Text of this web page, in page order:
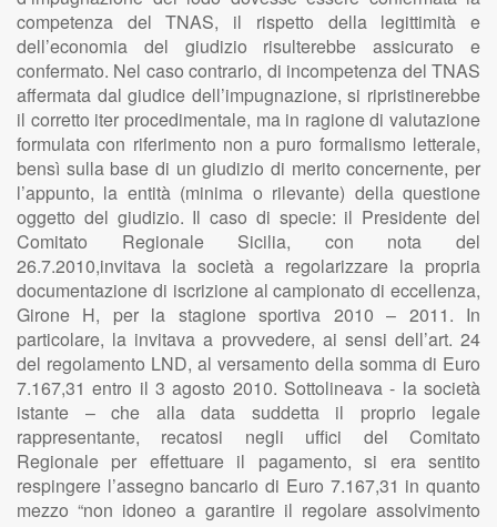
competenza del TNAS, il rispetto della legittimità e
dell’economia del giudizio risulterebbe assicurato e
confermato. Nel caso contrario, di incompetenza del TNAS
affermata dal giudice dell’impugnazione, si ripristinerebbe
il corretto iter procedimentale, ma in ragione di valutazione
formulata con riferimento non a puro formalismo letterale,
bensì sulla base di un giudizio di merito concernente, per
l’appunto, la entità (minima o rilevante) della questione
oggetto del giudizio. Il caso di specie: il Presidente del
Comitato Regionale Sicilia, con nota del
26.7.2010,invitava la società a regolarizzare la propria
documentazione di iscrizione al campionato di eccellenza,
Girone H, per la stagione sportiva 2010 – 2011. In
particolare, la invitava a provvedere, ai sensi dell’art. 24
del regolamento LND, al versamento della somma di Euro
7.167,31 entro il 3 agosto 2010. Sottolineava - la società
istante – che alla data suddetta il proprio legale
rappresentante, recatosi negli uffici del Comitato
Regionale per effettuare il pagamento, si era sentito
respingere l’assegno bancario di Euro 7.167,31 in quanto
mezzo “non idoneo a garantire il regolare assolvimento